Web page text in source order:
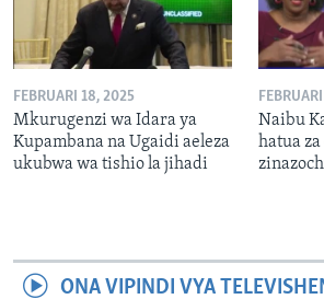
FEBRUARI 18, 2025
Mkurugenzi wa Idara ya
Kupambana na Ugaidi aeleza
ukubwa wa tishio la jihadi
Naibu
hatua
ONA VIPINDI VYA